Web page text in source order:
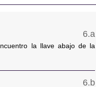
la llave abajo de la